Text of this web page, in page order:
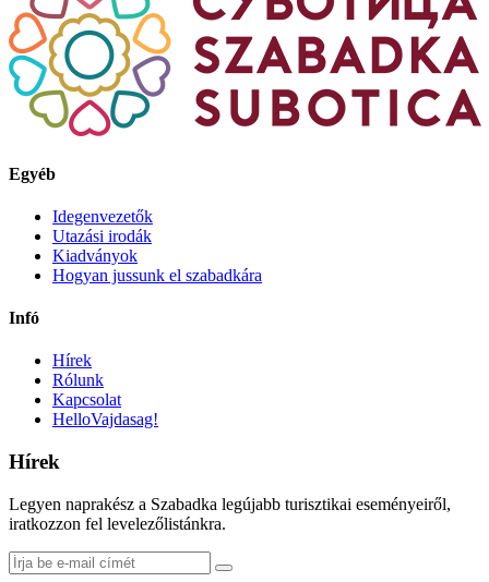
Egyéb
Idegenvezetők
Utazási irodák
Kiadványok
Hogyan jussunk el szabadkára
Infó
Hírek
Rólunk
Kapcsolat
HelloVajdasag!
Hírek
Legyen naprakész a Szabadka legújabb turisztikai eseményeiről,
iratkozzon fel levelezőlistánkra.